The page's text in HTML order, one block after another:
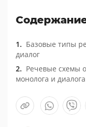
Базовые типы
диалог
Речевые схемы
монолога и диалога